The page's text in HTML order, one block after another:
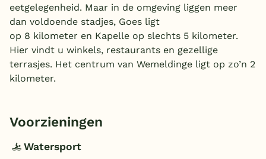
eetgelegenheid. Maar in de omgeving liggen meer
dan voldoende stadjes, Goes ligt
op 8 kilometer en Kapelle op slechts 5 kilometer.
Hier vindt u winkels, restaurants en gezellige
terrasjes. Het centrum van Wemeldinge ligt op zo’n 2
kilometer.
Voorzieningen
Watersport